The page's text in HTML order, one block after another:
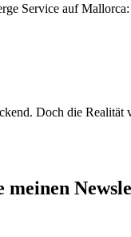
Service auf
Doch die Realität